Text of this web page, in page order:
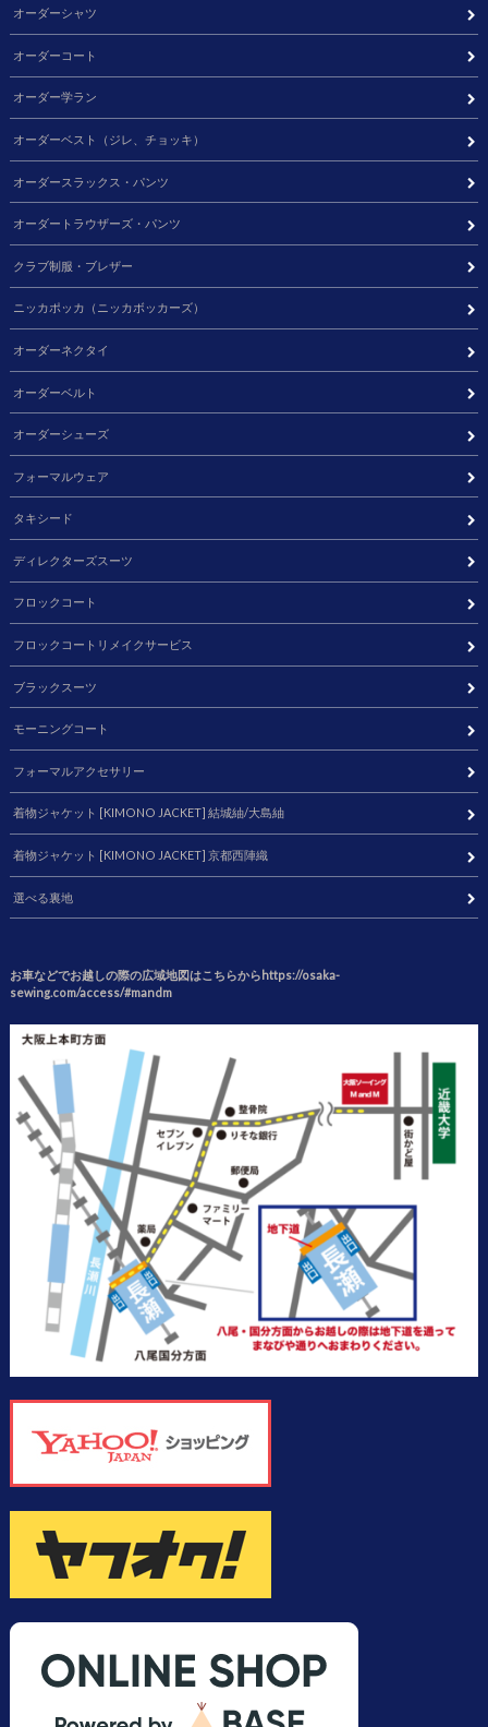
オーダーシャツ
オーダーコート
オーダー学ラン
オーダーベスト（ジレ、チョッキ）
オーダースラックス・パンツ
オーダートラウザーズ・パンツ
クラブ制服・ブレザー
ニッカポッカ（ニッカボッカーズ）
オーダーネクタイ
オーダーベルト
オーダーシューズ
フォーマルウェア
タキシード
ディレクターズスーツ
フロックコート
フロックコートリメイクサービス
ブラックスーツ
モーニングコート
フォーマルアクセサリー
着物ジャケット [KIMONO JACKET] 結城紬/大島紬
着物ジャケット [KIMONO JACKET] 京都西陣織
選べる裏地
お車などでお越しの際の広域地図はこちらからhttps://osaka-
sewing.com/access/#mandm